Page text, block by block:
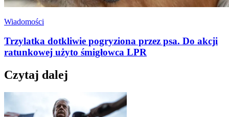
Wiadomości
Trzylatka dotkliwie pogryziona przez psa. Do akcji
ratunkowej użyto śmigłowca LPR
Czytaj dalej